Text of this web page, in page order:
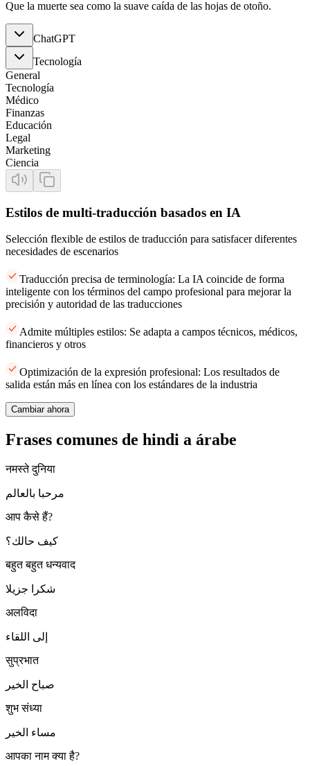
Que la muerte sea como la suave caída de las hojas de otoño.
ChatGPT
Tecnología
General
Tecnología
Médico
Finanzas
Educación
Legal
Marketing
Ciencia
Estilos de multi-traducción basados en IA
Selección flexible de estilos de traducción para satisfacer diferentes
necesidades de escenarios
Traducción precisa de terminología: La IA coincide de forma
inteligente con los términos del campo profesional para mejorar la
precisión y autoridad de las traducciones
Admite múltiples estilos: Se adapta a campos técnicos, médicos,
financieros y otros
Optimización de la expresión profesional: Los resultados de
salida están más en línea con los estándares de la industria
Cambiar ahora
Frases comunes de hindi a árabe
नमस्ते दुनिया
مرحبا بالعالم
आप कैसे हैं?
كيف حالك؟
बहुत बहुत धन्यवाद
شكرا جزيلا
अलविदा
إلى اللقاء
सुप्रभात
صباح الخير
शुभ संध्या
مساء الخير
आपका नाम क्या है?